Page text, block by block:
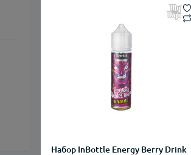
Набор InBottle Energy Berry Drink